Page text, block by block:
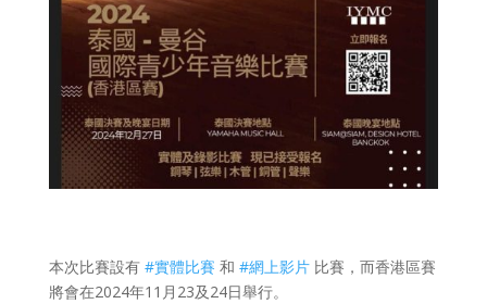
本次比賽設有 #實體比賽 和 #網上影片比賽，而香港區賽
將會在2024年11月23及24日舉行。